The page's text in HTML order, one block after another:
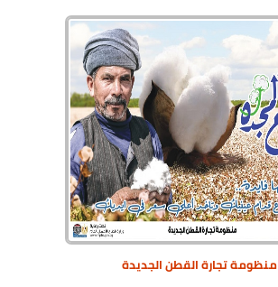
منظومة تجارة القطن الجديدة